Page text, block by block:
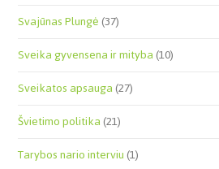
Svajūnas Plungė(37)
Sveika gyvensena ir mityba(10)
Sveikatos apsauga(27)
Švietimo politika(21)
Tarybos nario interviu(1)